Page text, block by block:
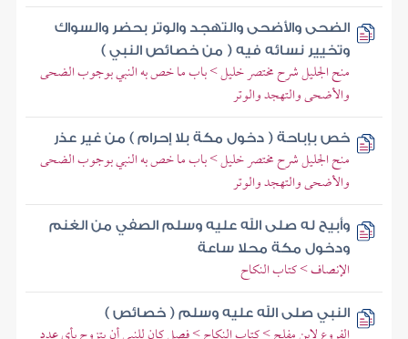
الضحى والأضحى والتهجد والوتر بحضر والسواك
وتخيير نسائه فيه ( من خصائص النبي )
منح الجليل شرح مختصر خليل > باب ما خص به النبي بوجوب الضحى
والأضحى والتهجد والوتر
خص بإباحة ( دخول مكة بلا إحرام ) من غير عذر
منح الجليل شرح مختصر خليل > باب ما خص به النبي بوجوب الضحى
والأضحى والتهجد والوتر
وأبيح له صلى الله عليه وسلم الصفي من الغنم
ودخول مكة محلا ساعة
الإنصاف > كتاب النكاح
النبي صلى الله عليه وسلم ( خصائص )